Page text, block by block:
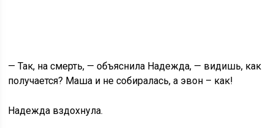
— Так, на смерть, — объяснила Надежда, — видишь, как
получается? Маша и не собиралась, а эвон – как!
Надежда вздохнула.